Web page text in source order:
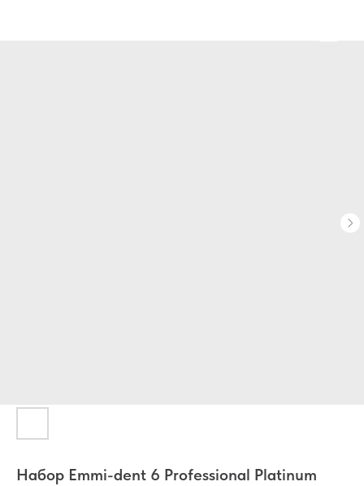
Набор Emmi-dent 6 Professional Platinum